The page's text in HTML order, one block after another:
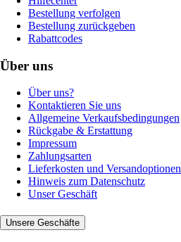
Bestellung verfolgen
Bestellung zurückgeben
Rabattcodes
Über uns
Über uns?
Kontaktieren Sie uns
Allgemeine Verkaufsbedingungen
Rückgabe & Erstattung
Impressum
Zahlungsarten
Lieferkosten und Versandoptionen
Hinweis zum Datenschutz
Unser Geschäft
Unsere Geschäfte